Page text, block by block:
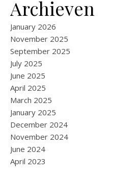
Archieven
January 2026
November 2025
September 2025
July 2025
June 2025
April 2025
March 2025
January 2025
December 2024
November 2024
June 2024
April 2023